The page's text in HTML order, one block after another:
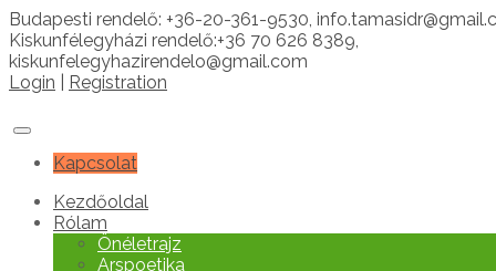
Budapesti rendelő: +36-20-361-9530,
Kiskunfélegyházi rendelő:+36 70 626 8389,
kiskunfelegyhazirendelo@gmail.com
Login
Registration
Kapcsolat
Kezdőoldal
Rólam
Önéletrajz
Arspoetika